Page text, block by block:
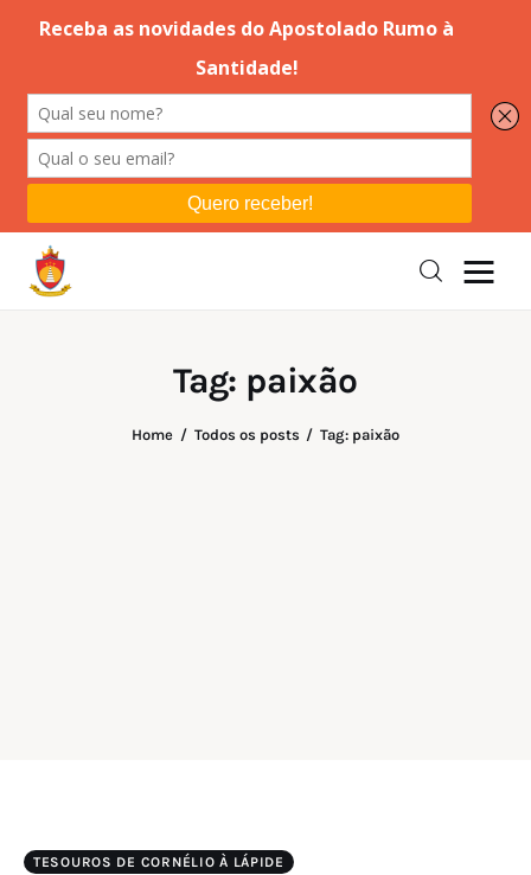
Tag: paixão
Home Todos os posts Tag: paixão
Editorial
Orações
TESOUROS DE CORNÉLIO À LÁPIDE